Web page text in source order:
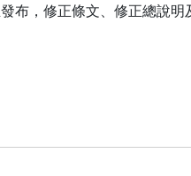
布，修正條文、修正總說